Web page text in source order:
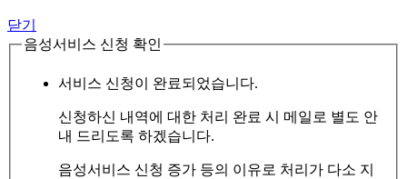
닫기
음성서비스 신청 확인
서비스 신청이 완료되었습니다.
신청하신 내역에 대한 처리 완료 시 메일로 별도 안
내 드리도록 하겠습니다.
음성서비스 신청 증가 등의 이유로 처리가 다소 지